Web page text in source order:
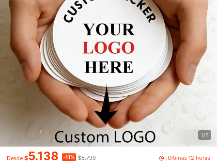
1/7
Desde $5.138 -11% $5.790 ¡Últimas 12 horas